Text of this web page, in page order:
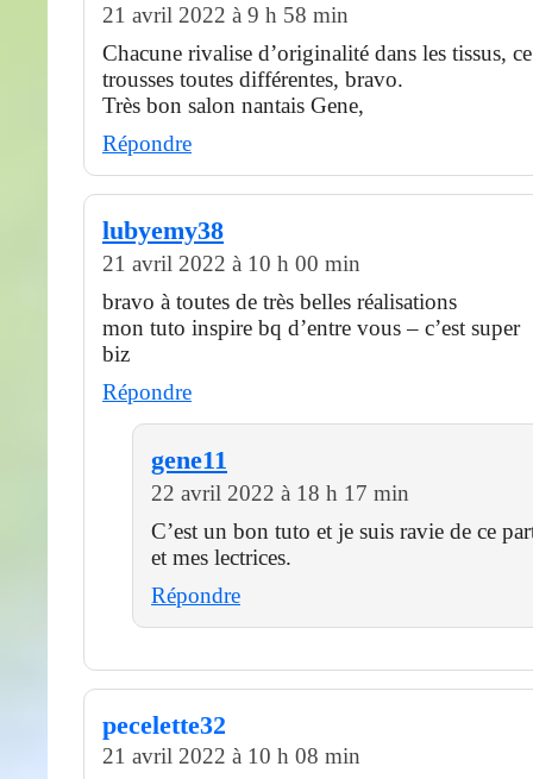
21 avril 2022 à 9 h 58 min
Chacune rivalise d’originalité dans les tissus,
trousses toutes différentes, bravo.
Très bon salon nantais Gene,
Répondre
lubyemy38
21 avril 2022 à 10 h 00 min
bravo à toutes de très belles réalisations
mon tuto inspire bq d’entre vous – c’est super
biz
Répondre
gene11
22 avril 2022 à 18 h 17 min
C’est un bon tuto et je suis ravie de ce
et mes lectrices.
Répondre
pecelette32
21 avril 2022 à 10 h 08 min